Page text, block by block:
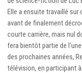
Elle a ensuite travaillé sur
avant de finalement
courte carrière, mais nul
fera bientôt partie de
des prochaines années,
télévision, en participant